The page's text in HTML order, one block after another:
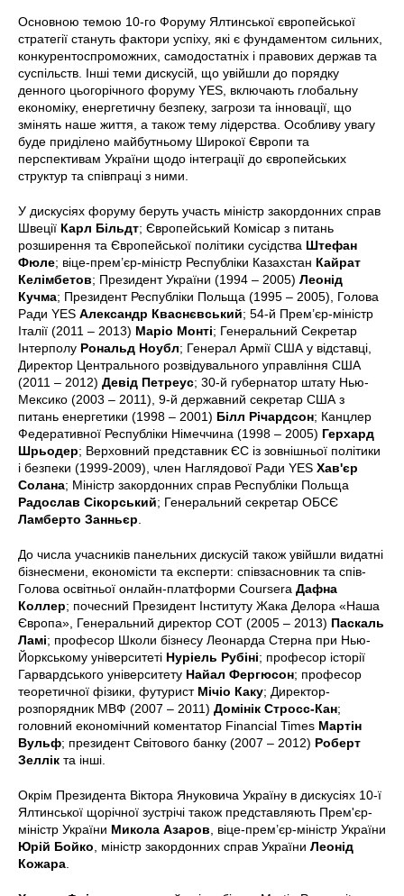
Основною темою 10-го Форуму Ялтинської європейської
стратегії стануть фактори успіху, які є фундаментом сильних,
конкурентоспроможних, самодостатніх і правових держав та
суспільств. Інші теми дискусій, що увійшли до порядку
денного цьогорічного форуму YES, включають глобальну
економіку, енергетичну безпеку, загрози та інновації, що
змінять наше життя, а також тему лідерства. Особливу увагу
буде приділено майбутньому Широкої Європи та
перспективам України щодо інтеграції до європейських
структур та співпраці з ними.
У дискусіях форуму беруть участь міністр закордонних справ
Швеції Карл Більдт; Європейський Комісар з питань
розширення та Європейської політики сусідства Штефан
Фюле; віце-прем’єр-міністр Республіки Казахстан Кайрат
Келімбетов; Президент України (1994 – 2005) Леонід
Кучма; Президент Республіки Польща (1995 – 2005), Голова
Ради YES Александр Кваснєвський; 54-й Прем’єр-міністр
Італії (2011 – 2013) Маріо Монті; Генеральний Секретар
Інтерполу Рональд Ноубл; Генерал Армії США у відставці,
Директор Центрального розвідувального управління США
(2011 – 2012) Девід Петреус; 30-й губернатор штату Нью-
Мексико (2003 – 2011), 9-й державний секретар США з
питань енергетики (1998 – 2001) Білл Річардсон; Канцлер
Федеративної Республіки Німеччина (1998 – 2005) Герхард
Шрьодер; Верховний представник ЄС із зовнішньої політики
і безпеки (1999-2009), член Наглядової Ради YES Хав'єр
Солана; Міністр закордонних справ Республіки Польща
Радослав Сікорський; Генеральний секретар ОБСЄ
Ламберто Занньєр
До числа учасників панельних дискусій також увійшли видатні
бізнесмени, економісти та експерти: співзасновник та спів-
Голова освітньої онлайн-платформи Coursera Дафна
Коллер; почесний Президент Інституту Жака Делора «Наша
Європа», Генеральний директор СОТ (2005 – 2013) Паскаль
Ламі; професор Школи бізнесу Леонарда Стерна при Нью-
Йоркському університеті Нуріель Рубіні; професор історії
Гарвардського університету Найал Фергюсон; професор
теоретичної фізики, футурист Мічіо Каку; Директор-
розпорядник МВФ (2007 – 2011) Домінік Стросс-Кан;
головний економічний коментатор Financial Times Мартін
Вульф; президент Світового банку (2007 – 2012) Роберт
Зеллік та інші.
Окрім Президента Віктора Януковича Україну в дискусіях 10-ї
Ялтинської щорічної зустрічі також представляють Прем'єр-
міністр України Микола Азаров , віце-прем’єр-міністр України
Юрій Бойко , міністр закордонних справ України Леонід
Кожара